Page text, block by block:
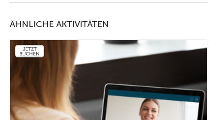
ÄHNLICHE AKTIVITÄTEN
JETZT
BUCHEN